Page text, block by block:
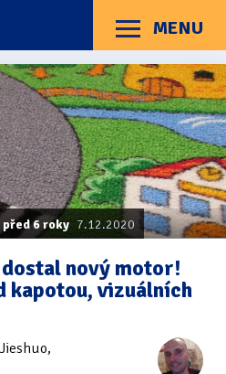
MENU
Kontakt
před 6 roky 7.12.2020
nový motor!
kapotou, vizuálních